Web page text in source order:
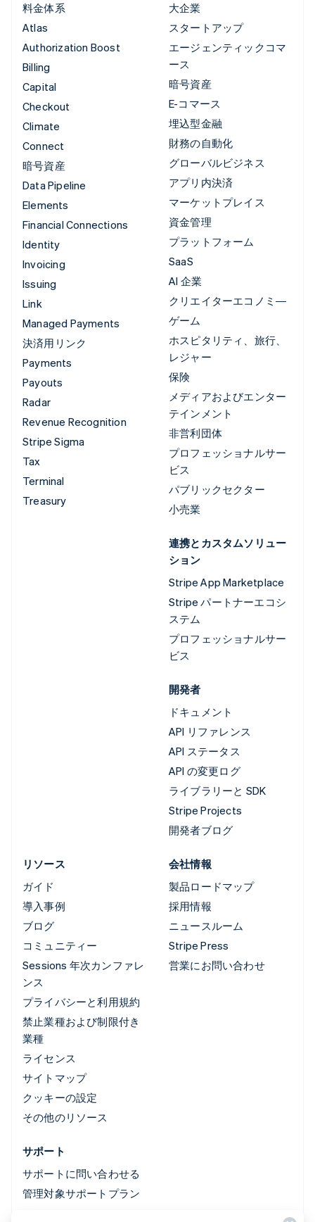
料金体系
Atlas
Authorization Boost
Billing
Capital
Checkout
Climate
Connect
暗号資産
Data Pipeline
Elements
Financial Connections
Identity
Invoicing
Issuing
Link
Managed Payments
決済用リンク
Payments
Payouts
Radar
Revenue Recognition
Stripe Sigma
Tax
Terminal
Treasury
大企業
スタートアップ
エージェンティックコマ
ース
暗号資産
E-コマース
埋込型金融
財務の自動化
グローバルビジネス
アプリ内決済
マーケットプレイス
資金管理
プラットフォーム
SaaS
AI 企業
クリエイターエコノミ―
ゲーム
ホスピタリティ、旅行、
レジャー
保険
メディアおよびエンター
テインメント
非営利団体
プロフェッショナルサー
ビス
パブリックセクター
小売業
連携とカスタムソリュー
ション
Stripe App Marketplace
Stripe パートナーエコシ
ステム
プロフェッショナルサー
ビス
開発者
ドキュメント
API リファレンス
API ステータス
API の変更ログ
ライブラリーと SDK
Stripe Projects
開発者ブログ
リソース
ガイド
導入事例
ブログ
コミュニティー
Sessions 年次カンファレ
ンス
プライバシーと利用規約
禁止業種および制限付き
業種
ライセンス
サイトマップ
クッキーの設定
その他のリソース
会社情報
製品ロードマップ
採用情報
ニュースルーム
Stripe Press
営業にお問い合わせ
サポート
サポートに問い合わせる
管理対象サポートプラン